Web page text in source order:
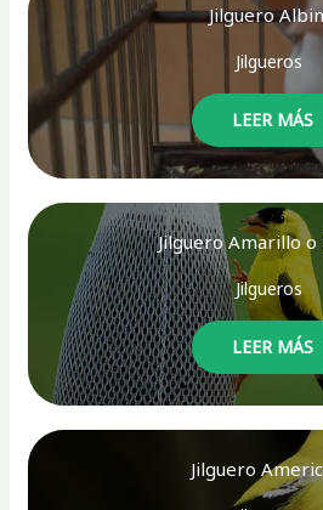
Jilguero
Jilgueros
LEER MÁS
Jilguero Amarillo o
Jilgueros
LEER MÁS
Jilguero